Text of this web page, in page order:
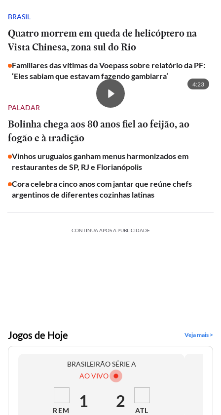
BRASIL
Quatro morrem em queda de helicóptero na
Vista Chinesa, zona sul do Rio
Familiares das vítimas da Voepass sobre relatório da PF:
‘Eles sabiam que estavam fazendo gambiarra’
4:23
PALADAR
Bolinha chega aos 80 anos fiel ao feijão, ao
fogão e à tradição
Vinhos uruguaios ganham menus harmonizados em
restaurantes de SP, RJ e Florianópolis
Cora celebra cinco anos com jantar que reúne chefs
argentinos de diferentes cozinhas latinas
CONTINUA APÓS A PUBLICIDADE
Jogos de Hoje Veja mais >
BRASILEIRÃO SÉRIE A
AO VIVO
REM 1 2 ATL